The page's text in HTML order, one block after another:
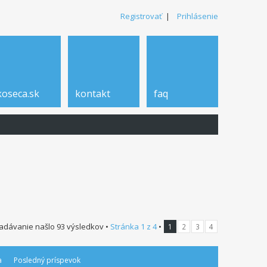
Registrovať| Prihlásenie
kontakt faq
našlo 93 výsledkov • Stránka 1 z 4• 1 2 3 4
Posledný príspevok